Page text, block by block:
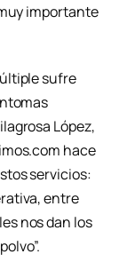
importante
sufre
López,
hace
servicios:
entre
nos dan los